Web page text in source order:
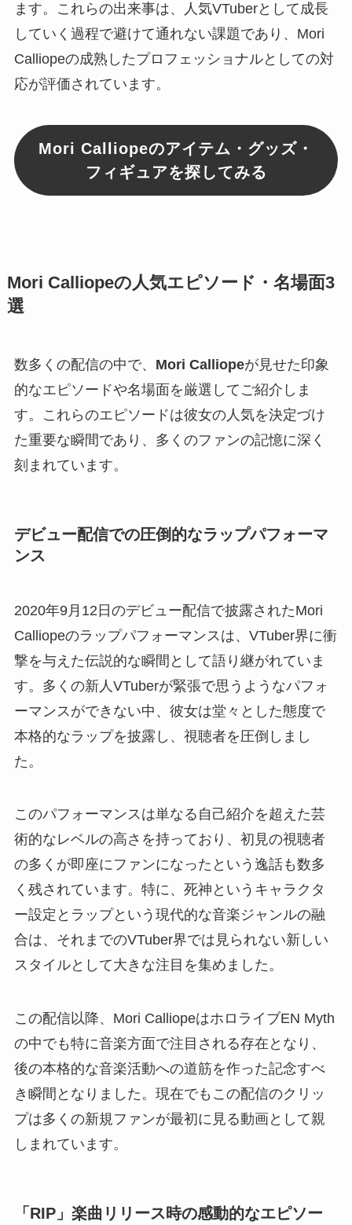
ます。これらの出来事は、人気VTuberとして成長
していく過程で避けて通れない課題であり、Mori
Calliopeの成熟したプロフェッショナルとしての対
応が評価されています。
Mori Calliopeのアイテム・グッズ・
フィギュアを探してみる
Mori Calliopeの人気エピソード・名場面3
選
数多くの配信の中で、 Mori Calliopeが見せた印象
的なエピソードや名場面を厳選してご紹介しま
す。これらのエピソードは彼女の人気を決定づけ
た重要な瞬間であり、多くのファンの記憶に深く
刻まれています。
デビュー配信での圧倒的なラップパフォーマ
ンス
2020年9月12日のデビュー配信で披露されたMori
Calliopeのラップパフォーマンスは、VTuber界に衝
撃を与えた伝説的な瞬間として語り継がれていま
す。多くの新人VTuberが緊張で思うようなパフォ
ーマンスができない中、彼女は堂々とした態度で
本格的なラップを披露し、視聴者を圧倒しまし
た。
このパフォーマンスは単なる自己紹介を超えた芸
術的なレベルの高さを持っており、初見の視聴者
の多くが即座にファンになったという逸話も数多
く残されています。特に、死神というキャラクタ
ー設定とラップという現代的な音楽ジャンルの融
合は、それまでのVTuber界では見られない新しい
スタイルとして大きな注目を集めました。
この配信以降、Mori CalliopeはホロライブEN Myth
の中でも特に音楽方面で注目される存在となり、
後の本格的な音楽活動への道筋を作った記念すべ
き瞬間となりました。現在でもこの配信のクリッ
プは多くの新規ファンが最初に見る動画として親
しまれています。
「RIP」楽曲リリース時の感動的なエピソー